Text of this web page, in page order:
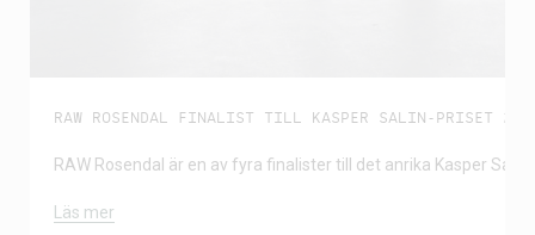
RAW ROSENDAL FINALIST TILL KASPER SALIN-PRISET
RAW Rosendal är en av fyra finalister till det anrika Kasper
Läs mer